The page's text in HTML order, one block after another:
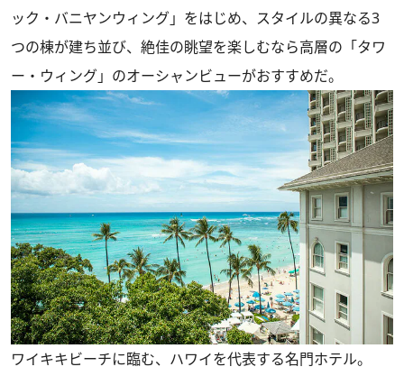
ック・バニヤンウィング」をはじめ、スタイルの異なる3
つの棟が建ち並び、絶佳の眺望を楽しむなら高層の「タワ
ー・ウィング」のオーシャンビューがおすすめだ。
ワイキキビーチに臨む、ハワイを代表する名門ホテル。